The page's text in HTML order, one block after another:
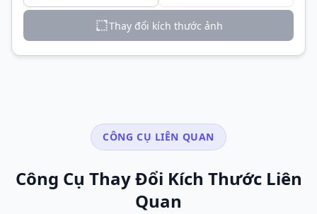
Thay đổi kích thước ảnh
CÔNG CỤ LIÊN QUAN
Công Cụ Thay Đổi Kích Thước Liên
Quan